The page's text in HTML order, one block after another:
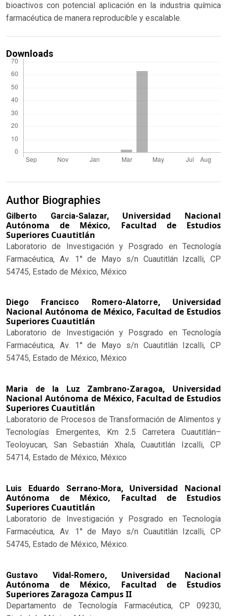
bioactivos con potencial aplicación en la industria química
farmacéutica de manera reproducible y escalable.
Downloads
Author Biographies
Gilberto Garcia-Salazar, Universidad Nacional
Autónoma de México, Facultad de Estudios
Superiores Cuautitlán
Laboratorio de Investigación y Posgrado en Tecnología
Farmacéutica, Av. 1° de Mayo s/n Cuautitlán Izcalli, CP
54745, Estado de México, México
Diego Francisco Romero-Alatorre, Universidad
Nacional Autónoma de México, Facultad de Estudios
Superiores Cuautitlán
Laboratorio de Investigación y Posgrado en Tecnología
Farmacéutica, Av. 1° de Mayo s/n Cuautitlán Izcalli, CP
54745, Estado de México, México
Maria de la Luz Zambrano-Zaragoa, Universidad
Nacional Autónoma de México, Facultad de Estudios
Superiores Cuautitlán
Laboratorio de Procesos de Transformación de Alimentos y
Tecnologías Emergentes, Km 2.5 Carretera Cuautitlán–
Teoloyucan, San Sebastián Xhala, Cuautitlán Izcalli, CP
54714, Estado de México, México
Luis Eduardo Serrano-Mora, Universidad Nacional
Autónoma de México, Facultad de Estudios
Superiores Cuautitlán
Laboratorio de Investigación y Posgrado en Tecnología
Farmacéutica, Av. 1° de Mayo s/n Cuautitlán Izcalli, CP
54745, Estado de México, México.
Gustavo Vidal-Romero, Universidad Nacional
Autónoma de México, Facultad de Estudios
Superiores Zaragoza Campus II
Departamento de Tecnología Farmacéutica, CP 09230,